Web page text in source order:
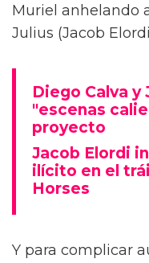
Muriel anhelando
Julius (Jacob
Diego Calva y
"escenas
proyecto
Jacob Elordi
ilícito en el
Horses
Y para complicar